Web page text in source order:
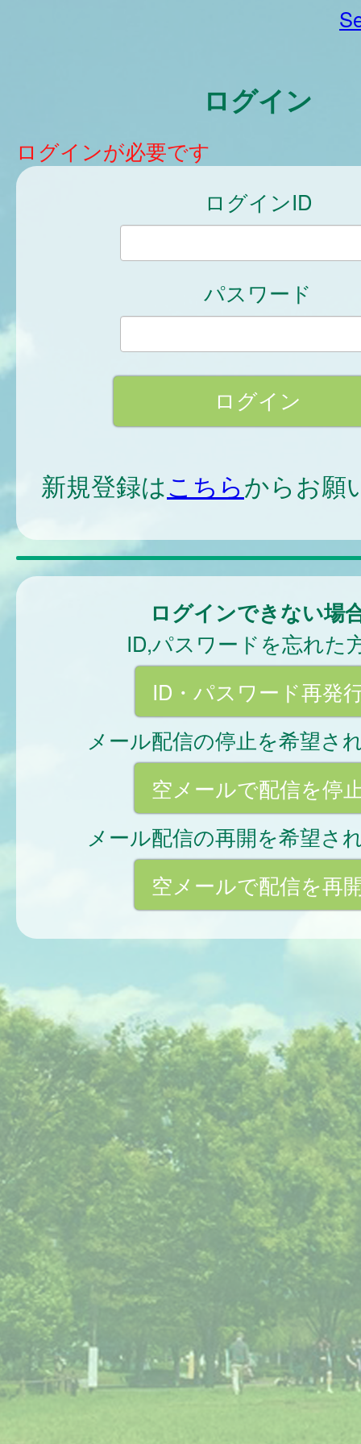
ログイン
ログインが必要です
ログインID
パスワード
新規登録はこちらからお願
ログインできない場
ID,パスワードを忘れた
ID・パスワード再発
メール配信の停止を希望さ
空メールで配信を停
メール配信の再開を希望さ
空メールで配信を再